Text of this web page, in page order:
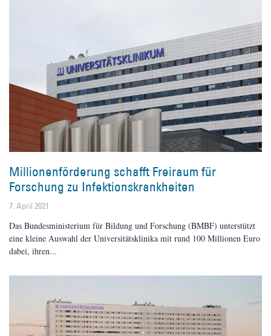
Millionenförderung schafft Freiraum für
Forschung zu Infektionskrankheiten
7. April 2021
Das Bundesministerium für Bildung und Forschung (BMBF) unterstützt
eine kleine Auswahl der Universitätsklinika mit rund 100 Millionen Euro
dabei, ihren